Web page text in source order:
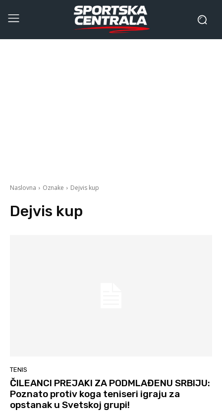
Naslovna Oznake Dejvis kup
Dejvis kup
TENIS
ČILEANCI PREJAKI ZA PODMLAĐENU SRBIJU:
Poznato protiv koga teniseri igraju za
opstanak u Svetskoj grupi!